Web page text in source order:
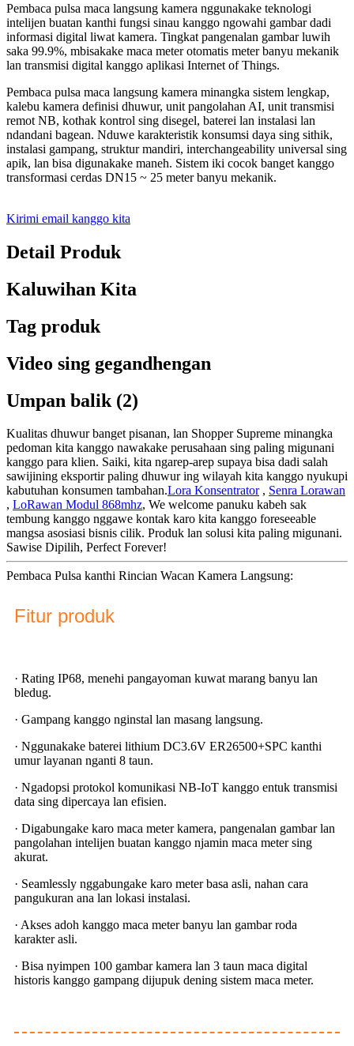
Pembaca pulsa maca langsung kamera nggunakake teknologi
intelijen buatan kanthi fungsi sinau kanggo ngowahi gambar dadi
informasi digital liwat kamera. Tingkat pangenalan gambar luwih
saka 99.9%, mbisakake maca meter otomatis meter banyu mekanik
lan transmisi digital kanggo aplikasi Internet of Things.
Pembaca pulsa maca langsung kamera minangka sistem lengkap,
kalebu kamera definisi dhuwur, unit pangolahan AI, unit transmisi
remot NB, kothak kontrol sing disegel, baterei lan instalasi lan
ndandani bagean. Nduwe karakteristik konsumsi daya sing sithik,
instalasi gampang, struktur mandiri, interchangeability universal sing
apik, lan bisa digunakake maneh. Sistem iki cocok banget kanggo
transformasi cerdas DN15 ~ 25 meter banyu mekanik.
Kirimi email kanggo kita
Detail Produk
Kaluwihan Kita
Tag produk
Video sing gegandhengan
Umpan balik (2)
Kualitas dhuwur banget pisanan, lan Shopper Supreme minangka
pedoman kita kanggo nawakake perusahaan sing paling migunani
kanggo para klien. Saiki, kita ngarep-arep supaya bisa dadi salah
sawijining eksportir paling dhuwur ing wilayah kita kanggo nyukupi
kabutuhan konsumen tambahan.Lora Konsentrator, Senra Lorawan
, LoRawan Modul 868mhz, We welcome panuku kabeh sak
tembung kanggo nggawe kontak karo kita kanggo foreseeable
mangsa asosiasi bisnis cilik. Produk lan solusi kita paling migunani.
Sawise Dipilih, Perfect Forever!
Pembaca Pulsa kanthi Rincian Wacan Kamera Langsung:
Fitur produk
· Rating IP68, menehi pangayoman kuwat marang banyu lan
bledug.
· Gampang kanggo nginstal lan masang langsung.
· Nggunakake baterei lithium DC3.6V ER26500+SPC kanthi
umur layanan nganti 8 taun.
· Ngadopsi protokol komunikasi NB-IoT kanggo entuk transmisi
data sing dipercaya lan efisien.
· Digabungake karo maca meter kamera, pangenalan gambar lan
pangolahan intelijen buatan kanggo njamin maca meter sing
akurat.
· Seamlessly nggabungake karo meter basa asli, nahan cara
pangukuran ana lan lokasi instalasi.
· Akses adoh kanggo maca meter banyu lan gambar roda
karakter asli.
· Bisa nyimpen 100 gambar kamera lan 3 taun maca digital
historis kanggo gampang dijupuk dening sistem maca meter.